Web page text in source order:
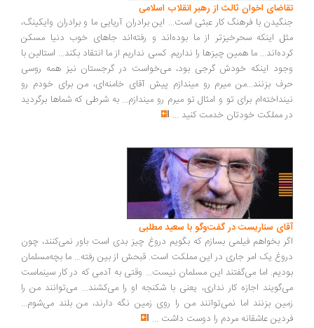
اخوان ثالث از رهبر انقلاب اسلامی
با فرهنگ کار عبثی است... این برادران آریایی ما و برادران وایکینگ،
اینکه سحرخیزتر از ما بوده‌اند و رفته‌اند جاهای خوب دنیا مسکن
ما همین چیزها را نداریم. کسی نداریم از ما انتقاد بکند... استالین با
اینکه خودش گرجی بود، می‌خواست در گرجستان نیز همه روسی
بزنند...من میرم رو میندازم پیش آقای خامنه‌ای، من برای خودم رو
برای تو و امثال تو میرم رو میندازم... به شرطی که شماها برگردید
مملکت خودتان خدمت کنید...
سناریست در گفت‌وگو با سعید مطلبی
بخواهم فیلمی بسازم که بگویم دروغ چیز بدی است باور نمی‌کنند، چون
یک امر جاری در این مملکت است. قبحش از بین رفته... ما بچه‌مسلمان
اما می‌گفتند این مسلمان نیست... وقتی به آدمی که در کار سینماست
اجازه کار نداری، یعنی با شکنجه او را می‌کشند... می‌توانند من را
بزنند اما نمی‌توانند من را روی زمین نگه دارند، من بلند می‌شوم...
عاشقانه مردم را دوست داشت ...